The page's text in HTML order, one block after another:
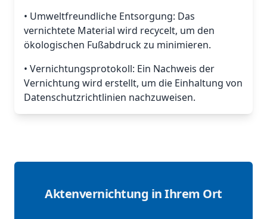
• Umweltfreundliche Entsorgung: Das
vernichtete Material wird recycelt, um den
ökologischen Fußabdruck zu minimieren.
• Vernichtungsprotokoll: Ein Nachweis der
Vernichtung wird erstellt, um die Einhaltung von
Datenschutzrichtlinien nachzuweisen.
Aktenvernichtung in Ihrem Ort